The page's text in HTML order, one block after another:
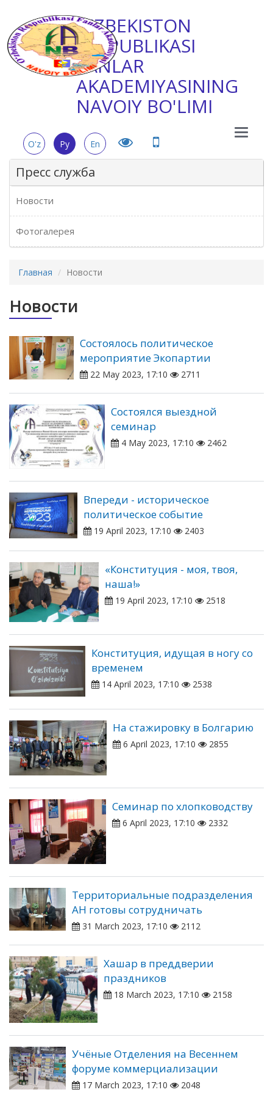
O'ZBEKISTON
RESPUBLIKASI
FANLAR
AKADEMIYASINING
NAVOIY BO'LIMI
Main
O'z Ру En
Пресс служба
Новости
Фотогалерея
Главная Новости
Новости
Состоялось политическое
мероприятие Экопартии
22 May 2023, 17:10 2711
Состоялся выездной
семинар
4 May 2023, 17:10 2462
Впереди - историческое
политическое событие
19 April 2023, 17:10 2403
«Конституция - моя, твоя,
наша!»
19 April 2023, 17:10 2518
Конституция, идущая в ногу со
временем
14 April 2023, 17:10 2538
На стажировку в Болгарию
6 April 2023, 17:10 2855
Семинар по хлопководству
6 April 2023, 17:10 2332
Территориальные подразделения
АН готовы сотрудничать
31 March 2023, 17:10 2112
Хашар в преддверии
праздников
18 March 2023, 17:10 2158
Учёные Отделения на Весеннем
форуме коммерциализации
17 March 2023, 17:10 2048